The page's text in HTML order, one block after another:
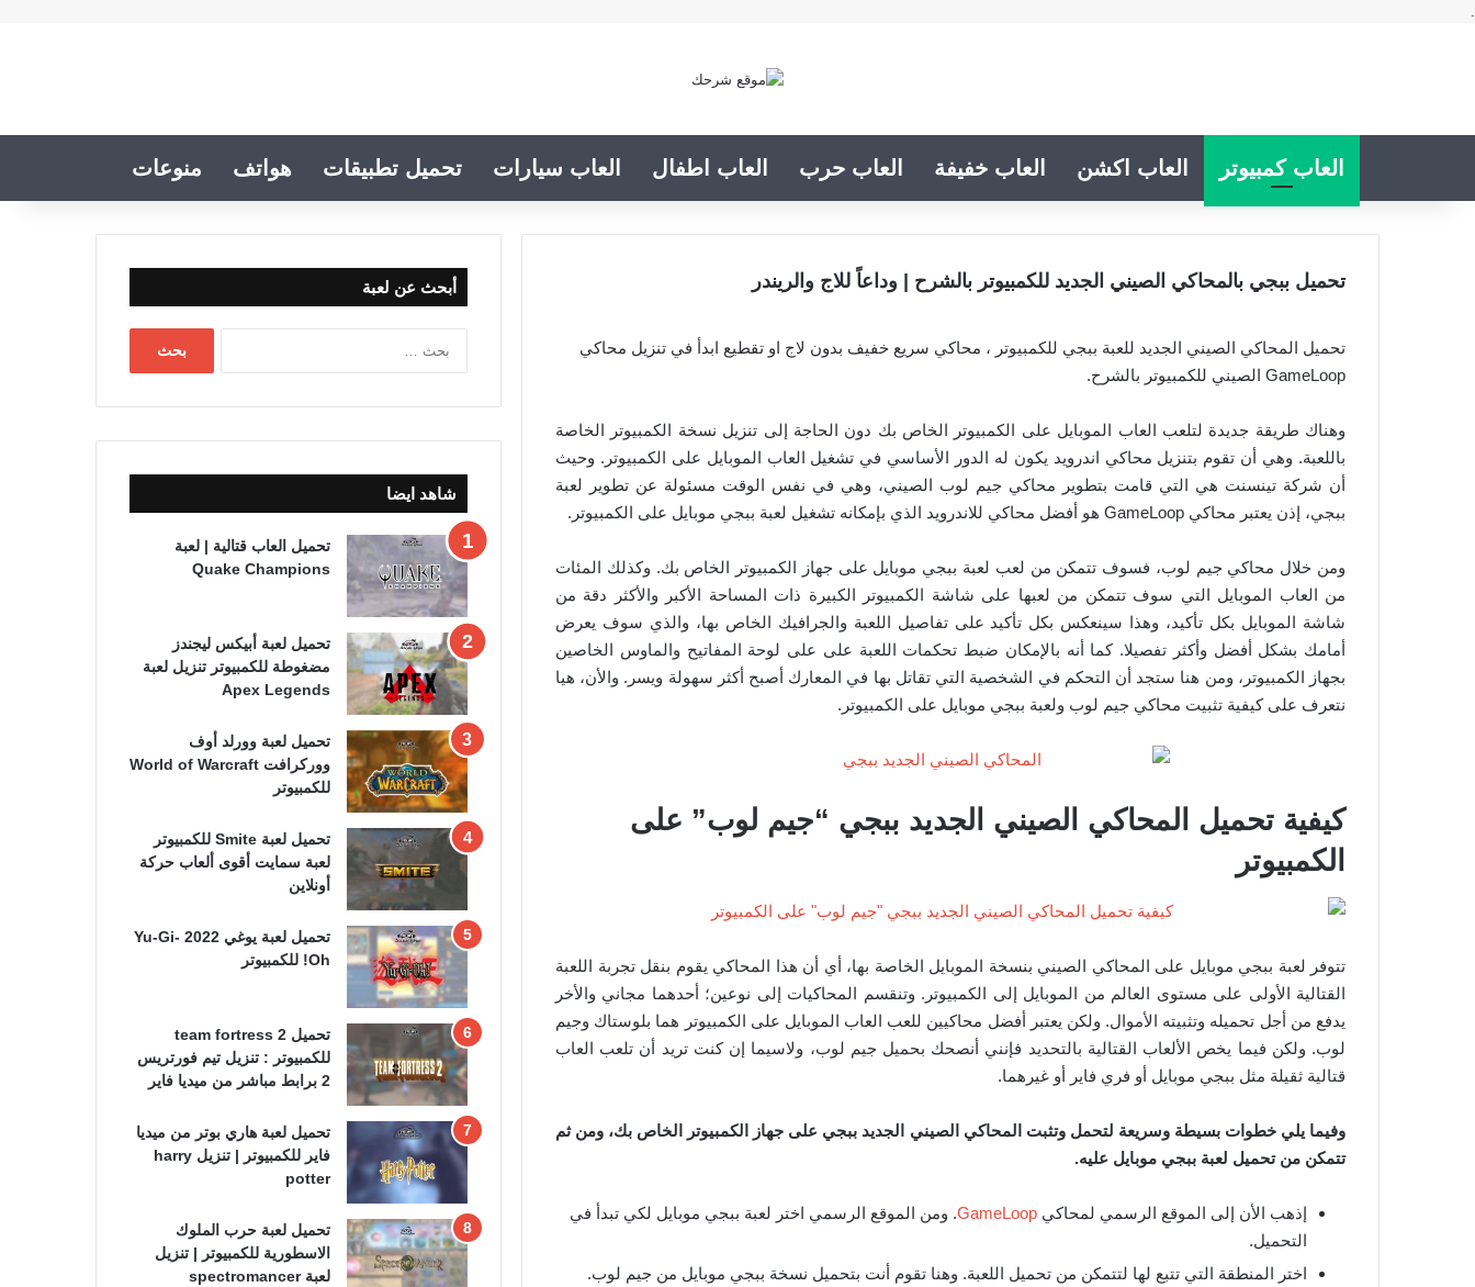
.
العاب كمبيوتر العاب اكشن العاب خفيفة العاب حرب العاب اطفال العاب سيارات تحميل تطبيقات هواتف منوعات
تحميل ببجي بالمحاكي الصيني الجديد للكمبيوتر بالشرح | وداعاً للاج والريندر
تحميل المحاكي الصيني الجديد للعبة ببجي للكمبيوتر ، محاكي سريع خفيف بدون لاج او تقطيع ابدأ في تنزيل محاكي
GameLoop الصيني للكمبيوتر بالشرح.
وهناك طريقة جديدة لتلعب العاب الموبايل على الكمبيوتر الخاص بك دون الحاجة إلى تنزيل نسخة الكمبيوتر الخاصة
باللعبة. وهي أن تقوم بتنزيل محاكي اندرويد يكون له الدور الأساسي في تشغيل العاب الموبايل على الكمبيوتر. وحيث
أن شركة تينسنت هي التي قامت بتطوير محاكي جيم لوب الصيني، وهي في نفس الوقت مسئولة عن تطوير لعبة
ببجي، إذن يعتبر محاكي GameLoop هو أفضل محاكي للاندرويد الذي بإمكانه تشغيل لعبة ببجي موبايل على الكمبيوتر.
ومن خلال محاكي جيم لوب، فسوف تتمكن من لعب لعبة ببجي موبايل على جهاز الكمبيوتر الخاص بك. وكذلك المئات
من العاب الموبايل التي سوف تتمكن من لعبها على شاشة الكمبيوتر الكبيرة ذات المساحة الأكبر والأكثر دقة من
شاشة الموبايل بكل تأكيد، وهذا سينعكس بكل تأكيد على تفاصيل اللعبة والجرافيك الخاص بها، والذي سوف يعرض
أمامك بشكل أفضل وأكثر تفصيلا. كما أنه بالإمكان ضبط تحكمات اللعبة على على لوحة المفاتيح والماوس الخاصين
بجهاز الكمبيوتر، ومن هنا ستجد أن التحكم في الشخصية التي تقاتل بها في المعارك أصبح أكثر سهولة ويسر. والأن، هيا
نتعرف على كيفية تثبيت محاكي جيم لوب ولعبة ببجي موبايل على الكمبيوتر.
كيفية تحميل المحاكي الصيني الجديد ببجي “جيم لوب” على
الكمبيوتر
تتوفر لعبة ببجي موبايل على المحاكي الصيني بنسخة الموبايل الخاصة بها، أي أن هذا المحاكي يقوم بنقل تجربة اللعبة
القتالية الأولى على مستوى العالم من الموبايل إلى الكمبيوتر. وتنقسم المحاكيات إلى نوعين؛ أحدهما مجاني والأخر
يدفع من أجل تحميله وتثبيته الأموال. ولكن يعتبر أفضل محاكيين للعب العاب الموبايل على الكمبيوتر هما بلوستاك وجيم
لوب. ولكن فيما يخص الألعاب القتالية بالتحديد فإنني أنصحك بحميل جيم لوب، ولاسيما إن كنت تريد أن تلعب العاب
قتالية ثقيلة مثل ببجي موبايل أو فري فاير أو غيرهما.
وفيما يلي خطوات بسيطة وسريعة لتحمل وتثبت المحاكي الصيني الجديد ببجي على جهاز الكمبيوتر الخاص بك، ومن ثم
تتمكن من تحميل لعبة ببجي موبايل عليه.
إذهب الأن إلى الموقع الرسمي لمحاكي GameLoop. ومن الموقع الرسمي اختر لعبة ببجي موبايل لكي تبدأ في
التحميل.
اختر المنطقة التي تتبع لها لتتمكن من تحميل اللعبة. وهنا تقوم أنت بتحميل نسخة ببجي موبايل من جيم لوب.
أبحث عن لعبة
شاهد ايضا
تحميل العاب قتالية | لعبة
Quake Champions
تحميل لعبة أبيكس ليجندز
مضغوطة للكمبيوتر تنزيل لعبة
Apex Legends
تحميل لعبة وورلد أوف
ووركرافت World of Warcraft
للكمبيوتر
تحميل لعبة Smite للكمبيوتر
لعبة سمايت أقوى ألعاب حركة
أونلاين
تحميل لعبة يوغي 2022 Yu-Gi-
Oh! للكمبيوتر
تحميل team fortress 2
للكمبيوتر : تنزيل تيم فورتريس
2 برابط مباشر من ميديا فاير
تحميل لعبة هاري بوتر من ميديا
فاير للكمبيوتر | تنزيل harry
potter
تحميل لعبة حرب الملوك
الاسطورية للكمبيوتر | تنزيل
لعبة spectromancer